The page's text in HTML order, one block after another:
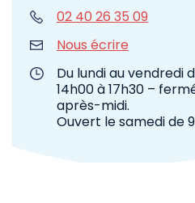
02 40 26 35 09
Nous écrire
Du lundi au vendredi
14h00 à 17h30 –
après-midi.
Ouvert le samedi de